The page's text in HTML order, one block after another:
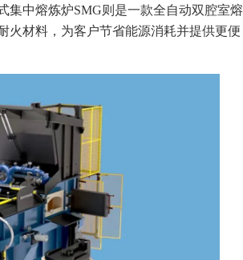
集中熔炼炉SMG则是一款全自动双腔室熔
火材料，为客户节省能源消耗并提供更便